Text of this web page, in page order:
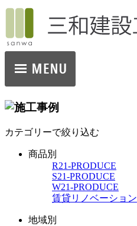
カテゴリーで絞り込む
商品別
R21-PRODUCE
S21-PRODUCE
W21-PRODUCE
賃貸リノベーション
地域別